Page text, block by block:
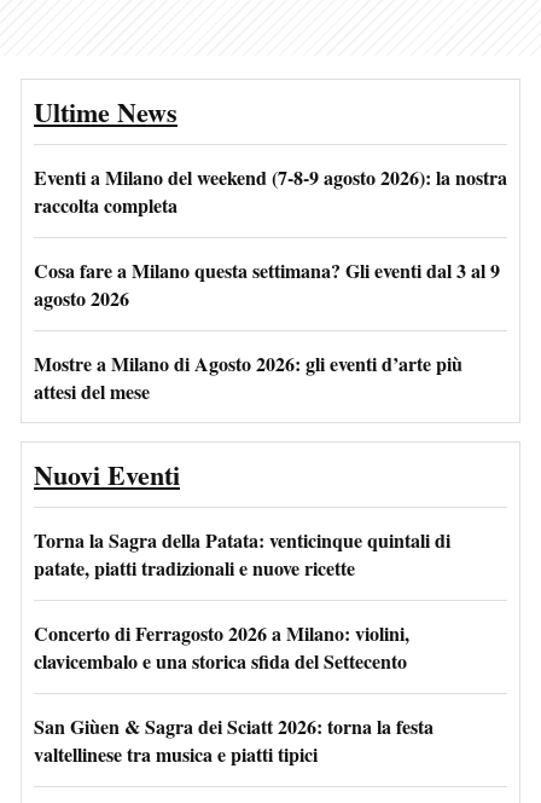
Ultime News
Eventi a Milano del weekend (7-8-9 agosto 2026): la nostra
raccolta completa
Cosa fare a Milano questa settimana? Gli eventi dal 3 al 9
agosto 2026
Mostre a Milano di Agosto 2026: gli eventi d’arte più
attesi del mese
Nuovi Eventi
Torna la Sagra della Patata: venticinque quintali di
patate, piatti tradizionali e nuove ricette
Concerto di Ferragosto 2026 a Milano: violini,
clavicembalo e una storica sfida del Settecento
San Giùen & Sagra dei Sciatt 2026: torna la festa
valtellinese tra musica e piatti tipici